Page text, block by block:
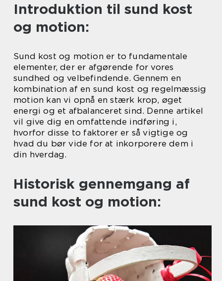
Introduktion til sund kost
og motion:
Sund kost og motion er to fundamentale
elementer, der er afgørende for vores
sundhed og velbefindende. Gennem en
kombination af en sund kost og regelmæssig
motion kan vi opnå en stærk krop, øget
energi og et afbalanceret sind. Denne artikel
vil give dig en omfattende indføring i,
hvorfor disse to faktorer er så vigtige og
hvad du bør vide for at inkorporere dem i
din hverdag.
Historisk gennemgang af
sund kost og motion: